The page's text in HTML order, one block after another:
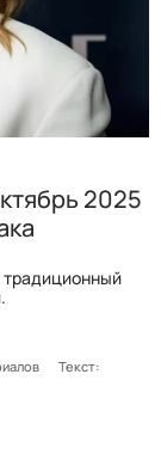
2025
традиционный
Текст: